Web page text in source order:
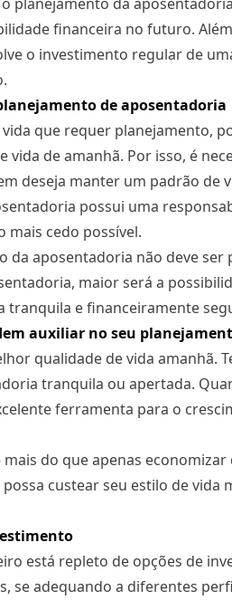
financeira no futuro.
o investimento regular de
de aposentadoria
que requer planejamento,
vida de amanhã. Por isso, é
deseja manter um padrão de
possui uma
mais cedo possível.
da aposentadoria não deve
maior será a
e financeiramente
auxiliar no seu
qualidade de vida amanhã.
tranquila ou apertada.
ferramenta para o
do que apenas economizar
custear seu estilo de vida
está repleto de opções de
se adequando a diferentes